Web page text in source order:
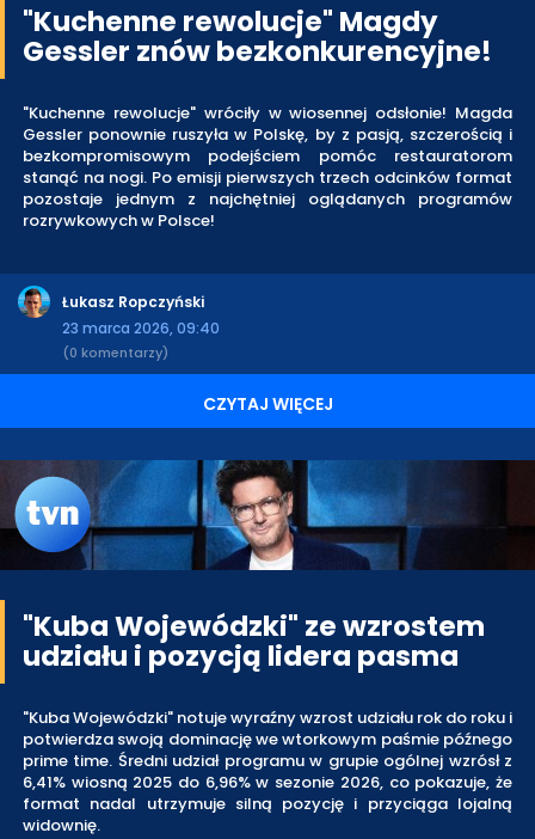
"Kuchenne rewolucje" Magdy
Gessler znów bezkonkurencyjne!
"Kuchenne rewolucje" wróciły w wiosennej odsłonie! Magda
Gessler ponownie ruszyła w Polskę, by z pasją, szczerością i
bezkompromisowym podejściem pomóc restauratorom
stanąć na nogi. Po emisji pierwszych trzech odcinków format
pozostaje jednym z najchętniej oglądanych programów
rozrywkowych w Polsce!
Łukasz Ropczyński
23 marca 2026, 09:40
(0 komentarzy)
CZYTAJ WIĘCEJ
"Kuba Wojewódzki" ze wzrostem
udziału i pozycją lidera pasma
"Kuba Wojewódzki" notuje wyraźny wzrost udziału rok do roku i
potwierdza swoją dominację we wtorkowym paśmie późnego
prime time. Średni udział programu w grupie ogólnej wzrósł z
6,41% wiosną 2025 do 6,96% w sezonie 2026, co pokazuje, że
format nadal utrzymuje silną pozycję i przyciąga lojalną
widownię.